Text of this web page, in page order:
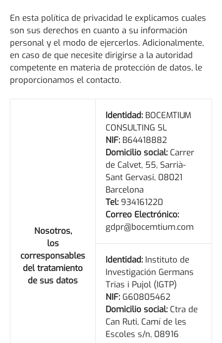
En esta política de privacidad le explicamos cuales
son sus derechos en cuanto a su información
personal y el modo de ejercerlos. Adicionalmente,
en caso de que necesite dirigirse a la autoridad
competente en materia de protección de datos, le
proporcionamos el contacto.
Nosotros,
los
corresponsables
del tratamiento
de sus datos
Identidad: BOCEMTIUM
CONSULTING SL
NIF: B64418882
Domicilio social: Carrer
de Calvet, 55, Sarrià-
Sant Gervasi, 08021
Barcelona
Tel: 934161220
Correo Electrónico:
gdpr@bocemtium.com
Identidad: Instituto de
Investigación Germans
Trias i Pujol (IGTP)
NIF: G60805462
Domicilio social: Ctra de
Can Ruti, Camí de les
Escoles s/n, 08916